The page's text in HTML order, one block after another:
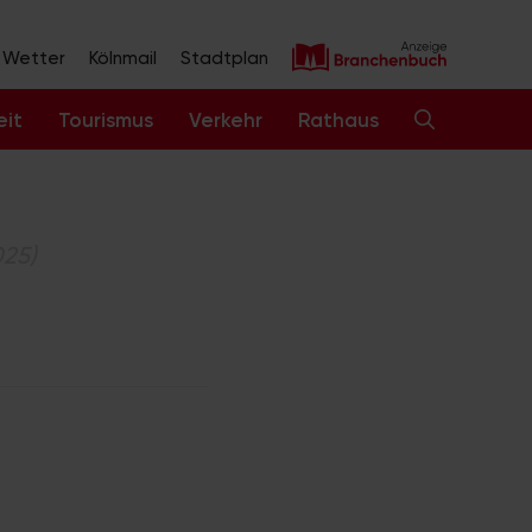
Wetter Kölnmail Stadtplan
Tourismus Verkehr Rathaus